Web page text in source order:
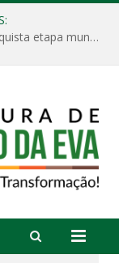
Escola Municipal Divino Espírito Santo conquista etapa municipal da V Feira Amazonense de Matemática